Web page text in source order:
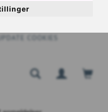
UPDATE COOKIES